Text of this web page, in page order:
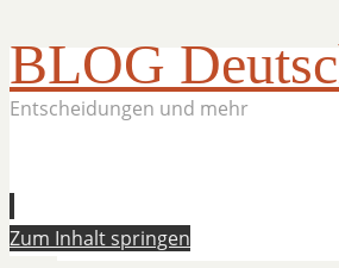
BLOG
Entscheidungen und mehr
Zum Inhalt springen